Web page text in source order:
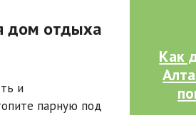
дом отдыха
и
парную под
Как